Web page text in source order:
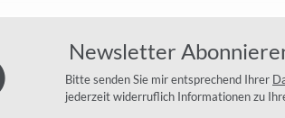
Newsletter
Bitte senden Sie mir entsprechend Ihrer
jederzeit widerruflich Informationen zu